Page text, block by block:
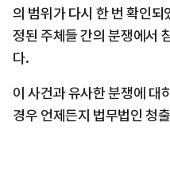
의 범위가 다시 한 번 확인
정된 주체들 간의 분쟁에서
다.
이 사건과 유사한 분쟁에 대
경우 언제든지 법무법인 청